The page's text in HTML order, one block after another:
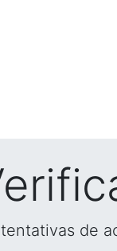
de